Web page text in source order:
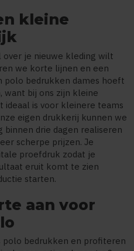
kleine
over je nieuwe kleding wilt
we korte lijnen en een
polo bedrukken dames hoeft
want bij ons zijn kleine
is voor kleinere teams
eigen drukkerij kunnen we
binnen drie dagen realiseren
scherpe prijzen. Je
proefdruk zodat je
eruit komt te zien
starten.
aan voor
polo bedrukken en profiteren